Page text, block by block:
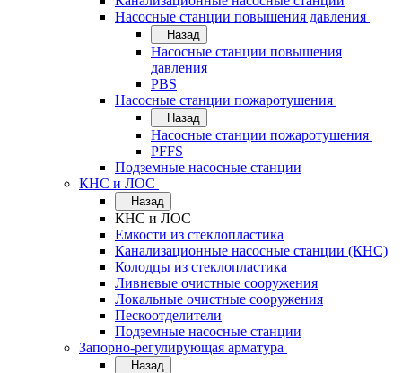
Насосные станции повышения давления
Назад
Насосные станции повышения
давления
PBS
Насосные станции пожаротушения
Назад
Насосные станции пожаротушения
PFFS
Подземные насосные станции
КНС и ЛОС
Назад
КНС и ЛОС
Емкости из стеклопластика
Канализационные насосные станции (КНС)
Колодцы из стеклопластика
Ливневые очистные сооружения
Локальные очистные сооружения
Пескоотделители
Подземные насосные станции
Запорно-регулирующая арматура
Назад